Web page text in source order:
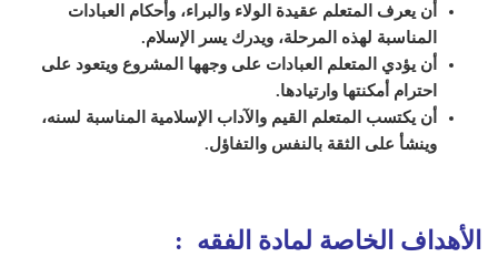
أن يعرف المتعلم عقيدة الولاء والبراء، وأحكام العبادات
المناسبة لهذه المرحلة، ويدرك يسر الإسلام.
أن يؤدي المتعلم العبادات على وجهها المشروع ويتعود على
احترام أمكنتها وارتيادها.
أن يكتسب المتعلم القيم والآداب الإسلامية المناسبة لسنه،
وينشأ على الثقة بالنفس والتفاؤل.
الأهداف الخاصة لمادة الفقه :